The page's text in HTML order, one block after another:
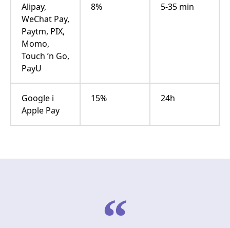
Alipay,
WeChat Pay,
Paytm, PIX,
Momo,
Touch ’n Go,
PayU
8% 5-35 min
Google i
Apple Pay
15% 24h